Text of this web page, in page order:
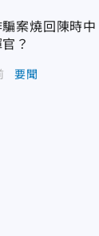
騙案燒回陳時
？
要聞